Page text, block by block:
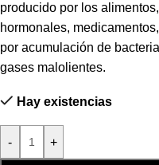
producido por los
hormonales,
por acumulación de
gases malolientes.
Hay existencias
- +